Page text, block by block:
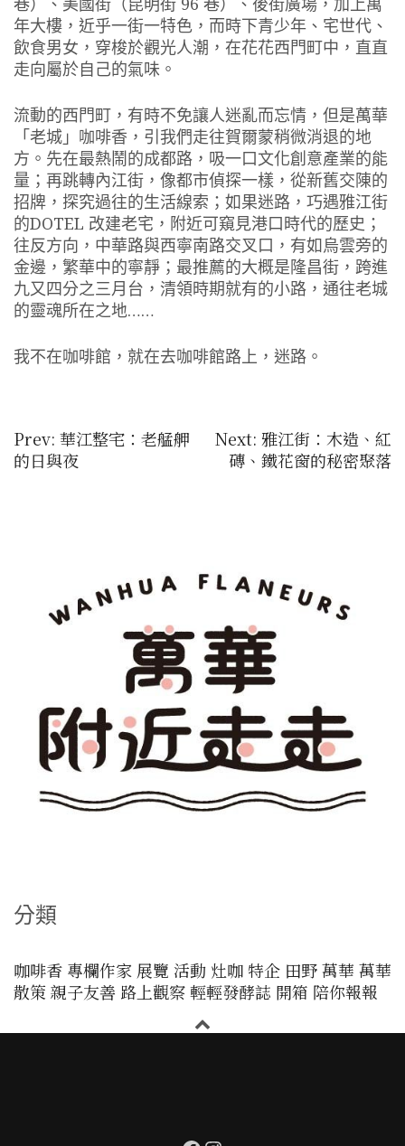
年大樓，近乎一街一特色，而時下青少年、宅世代、
飲食男女，穿梭於觀光人潮，在花花西門町中，直直
走向屬於自己的氣味。
流動的西門町，有時不免讓人迷亂而忘情，但是萬華
「老城」咖啡香，引我們走往賀爾蒙稍微消退的地
方。先在最熱鬧的成都路，吸一口文化創意產業的能
量；再跳轉內江街，像都市偵探一樣，從新舊交陳的
招牌，探究過往的生活線索；如果迷路，巧遇雅江街
的DOTEL 改建老宅，附近可窺見港口時代的歷史；
往反方向，中華路與西寧南路交叉口，有如烏雲旁的
金邊，繁華中的寧靜；最推薦的大概是隆昌街，跨進
九又四分之三月台，清領時期就有的小路，通往老城
的靈魂所在之地……
我不在咖啡館，就在去咖啡館路上，迷路。
文
章
Prev: 華江整宅：老艋舺
的日與夜
Next: 雅江街：木造、紅
磚、鐵花窗的秘密聚落
分類
咖啡香 專欄作家 展覽 活動 灶咖特企 田野萬華 萬華
散策 親子友善 路上觀察輕輕發酵誌 開箱 陪你報報